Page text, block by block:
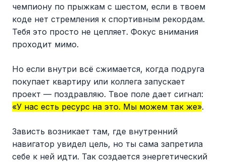
чемпиону по прыжкам с шестом, если в твоем
коде нет стремления к спортивным рекордам.
Тебя это просто не цепляет. Фокус внимания
проходит мимо.
Но если внутри всё сжимается, когда подруга
покупает квартиру или коллега запускает
проект — поздравляю. Твое поле дает сигнал:
«У нас есть ресурс на это. Мы можем так же».
Зависть возникает там, где внутренний
навигатор увидел цель, но ты сама запретила
себе к ней идти. Так создается энергетический